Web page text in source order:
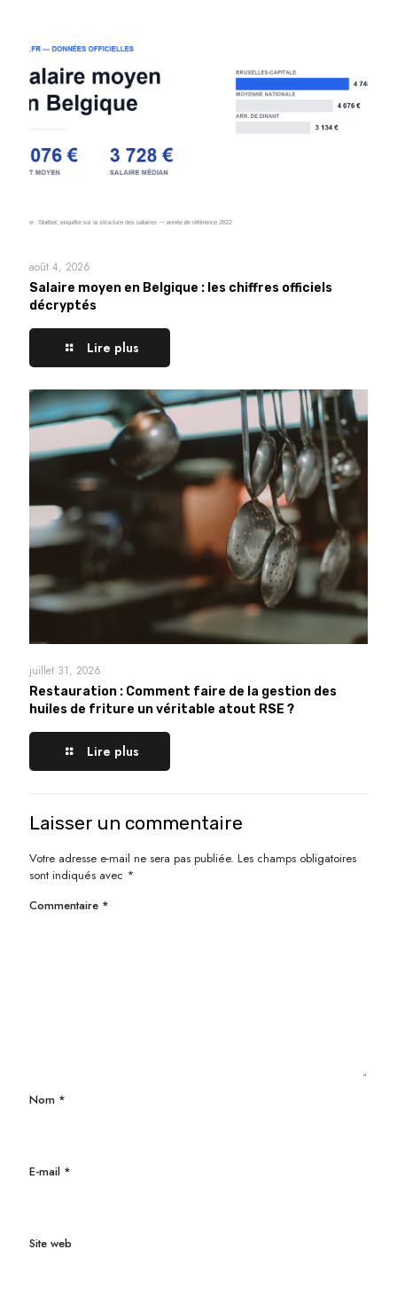
août 4, 2026
Salaire moyen en Belgique : les chiffres officiels
décryptés
Lire plus
juillet 31, 2026
Restauration : Comment faire de la gestion des
huiles de friture un véritable atout RSE ?
Lire plus
Laisser un commentaire
Votre adresse e-mail ne sera pas publiée. Les champs obligatoires
sont indiqués avec *
Commentaire *
Nom *
E-mail *
Site web